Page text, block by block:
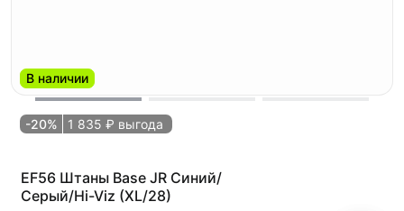
В наличии
-20% 1 835 ₽ выгода
EF56 Штаны Base JR Синий/
Серый/Hi-Viz (XL/28)